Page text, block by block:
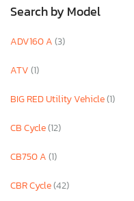
Search by Model
ADV160 A(3)
ATV(1)
BIG RED Utility Vehicle(1)
CB Cycle(12)
CB750 A(1)
CBR Cycle(42)